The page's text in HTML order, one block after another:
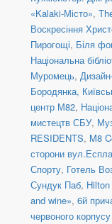
«Kalaki-Місто»,
Воскресіння
Пирогощі, Біля
Національна
Муромець,
Бородянка,
центр М82,
мистецтв СБУ,
RESIDENTS, M8
сторони
Спорту, Готель
Сундук Паб,
and wine», 6й
червоного